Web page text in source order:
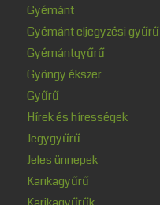
Gyémánt
Gyémánt eljegyzési gyűrű
Gyémántgyűrű
Gyöngy ékszer
Gyűrű
Hírek és hírességek
Jegygyűrű
Jeles ünnepek
Karikagyűrű